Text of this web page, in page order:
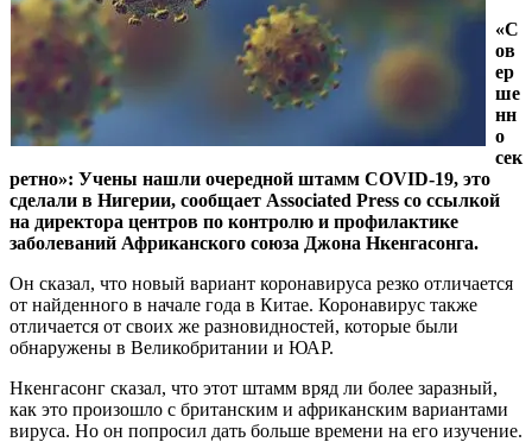
«С
ов
ер
ше
нн
о
сек
ретно»: Учены нашли очередной штамм COVID-19, это
сделали в Нигерии, сообщает Associated Press со ссылкой
на директора центров по контролю и профилактике
заболеваний Африканского союза Джона Нкенгасонга.
Он сказал, что новый вариант коронавируса резко отличается
от найденного в начале года в Китае. Коронавирус также
отличается от своих же разновидностей, которые были
обнаружены в Великобритании и ЮАР.
Нкенгасонг сказал, что этот штамм вряд ли более заразный,
как это произошло с британским и африканским вариантами
вируса. Но он попросил дать больше времени на его изучение.